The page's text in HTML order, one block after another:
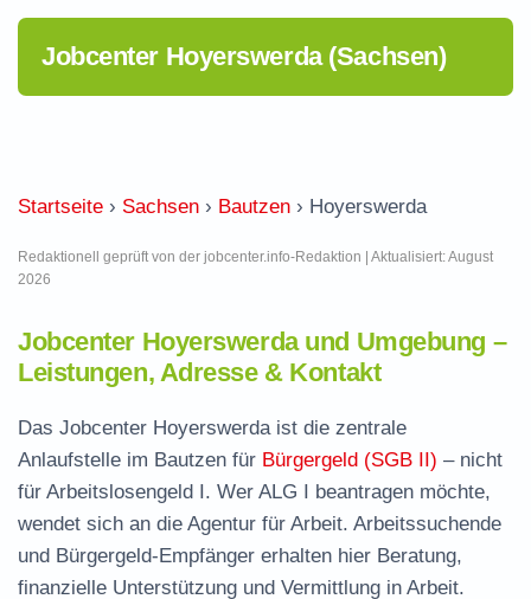
Jobcenter Hoyerswerda (Sachsen)
Startseite › Sachsen › Bautzen › Hoyerswerda
Redaktionell geprüft von der jobcenter.info-Redaktion | Aktualisiert: August
2026
Jobcenter Hoyerswerda und Umgebung –
Leistungen, Adresse & Kontakt
Das Jobcenter Hoyerswerda ist die zentrale
Anlaufstelle im Bautzen für Bürgergeld (SGB II) – nicht
für Arbeitslosengeld I. Wer ALG I beantragen möchte,
wendet sich an die Agentur für Arbeit. Arbeitssuchende
und Bürgergeld-Empfänger erhalten hier Beratung,
finanzielle Unterstützung und Vermittlung in Arbeit.